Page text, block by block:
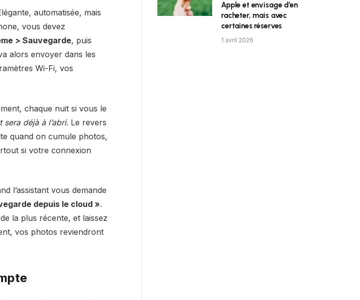
automatisée, mais
vous devez
> Sauvegarde, puis
alors envoyer dans les
Wi-Fi, vos
chaque nuit si vous le
sera déjà à l’abri. Le revers
quand on cumule photos,
si votre connexion
l’assistant vous demande
depuis le cloud ».
la plus récente, et laissez
vos photos reviendront
Apple et envisage d’en
racheter, mais avec
certaines réserves
1 avril 2026